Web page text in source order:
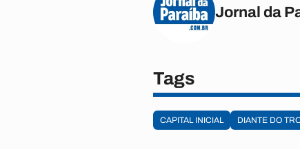
Jornal da
Tags
CAPITAL INICIAL DIANTE DO